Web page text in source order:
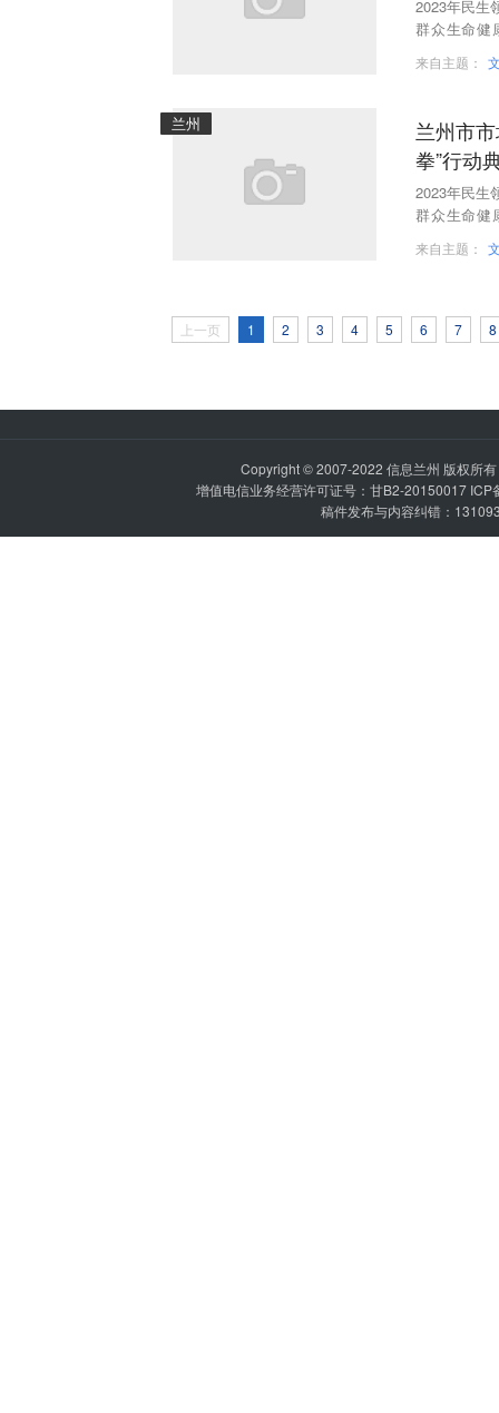
2023年民生
群众生命健
来自主题：
兰州
兰州市
拳”行动
2023年民生
群众生命健
来自主题：
上一页 1 2 3 4 5 6 7 8
Copyright © 2007-2022 信息兰州 版权所
增值电信业务经营许可证号：甘B2-20150017 ICP
稿件发布与内容纠错：